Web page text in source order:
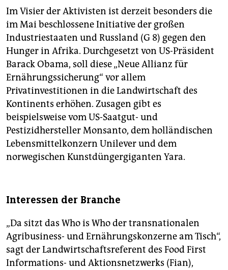
Im Visier der Aktivisten ist derzeit besonders die
im Mai beschlossene Initiative der großen
Industriestaaten und Russland (G 8) gegen den
Hunger in Afrika. Durchgesetzt von US-Präsident
Barack Obama, soll diese „Neue Allianz für
Ernährungssicherung“ vor allem
Privatinvestitionen in die Landwirtschaft des
Kontinents erhöhen. Zusagen gibt es
beispielsweise vom US-Saatgut- und
Pestizidhersteller Monsanto, dem holländischen
Lebensmittelkonzern Unilever und dem
norwegischen Kunstdüngergiganten Yara.
Interessen der Branche
„Da sitzt das Who is Who der transnationalen
Agribusiness- und Ernährungskonzerne am Tisch“,
sagt der Landwirtschaftsreferent des Food First
Informations- und Aktionsnetzwerks (Fian),